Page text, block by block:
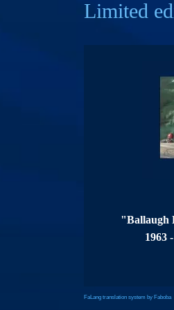
Limited
"Ballaugh
1963
FaLang translation system by Faboba